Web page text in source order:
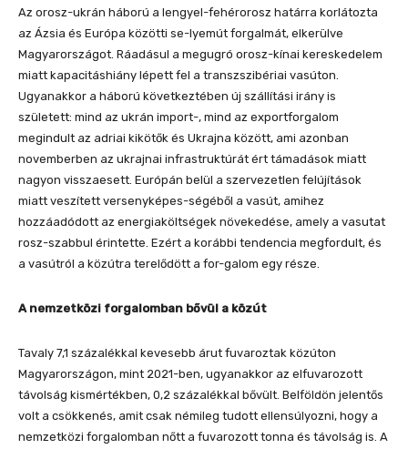
Az orosz-ukrán háború a lengyel-fehérorosz határra korlátozta
az Ázsia és Európa közötti se-lyemút forgalmát, elkerülve
Magyarországot. Ráadásul a megugró orosz-kínai kereskedelem
miatt kapacitáshiány lépett fel a transzszibériai vasúton.
Ugyanakkor a háború következtében új szállítási irány is
született: mind az ukrán import-, mind az exportforgalom
megindult az adriai kikötők és Ukrajna között, ami azonban
novemberben az ukrajnai infrastruktúrát ért támadások miatt
nagyon visszaesett. Európán belül a szervezetlen felújítások
miatt veszített versenyképes-ségéből a vasút, amihez
hozzáadódott az energiaköltségek növekedése, amely a vasutat
rosz-szabbul érintette. Ezért a korábbi tendencia megfordult, és
a vasútról a közútra terelődött a for-galom egy része.
A nemzetközi forgalomban bővül a közút
Tavaly 7,1 százalékkal kevesebb árut fuvaroztak közúton
Magyarországon, mint 2021-ben, ugyanakkor az elfuvarozott
távolság kismértékben, 0,2 százalékkal bővült. Belföldön jelentős
volt a csökkenés, amit csak némileg tudott ellensúlyozni, hogy a
nemzetközi forgalomban nőtt a fuvarozott tonna és távolság is. A